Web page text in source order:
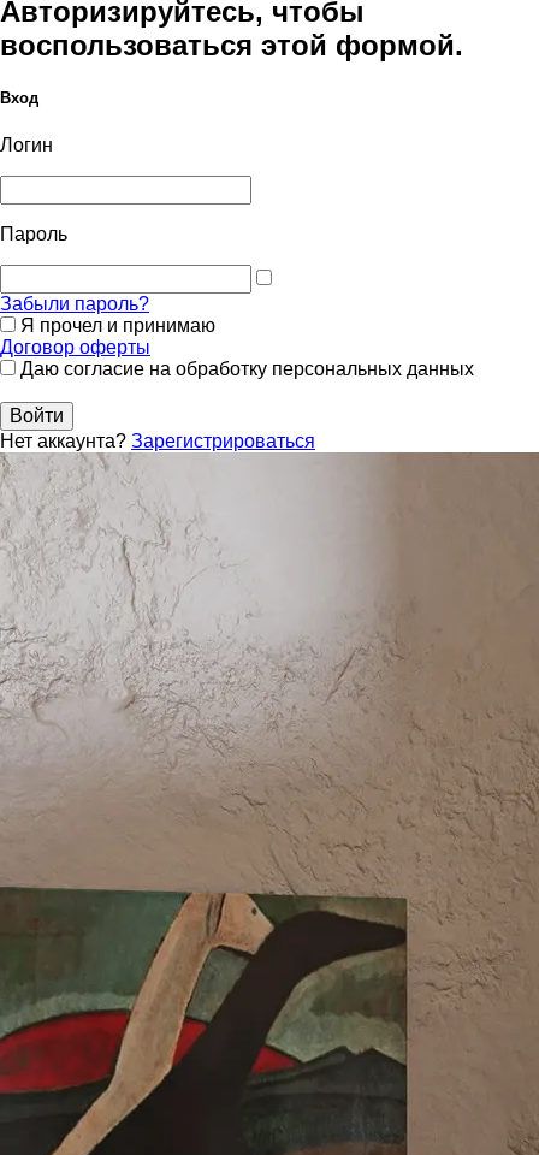
Авторизируйтесь, чтобы
воспользоваться этой формой.
Вход
Логин
Пароль
Забыли пароль?
Я прочел и принимаю
Договор оферты
Даю согласие на обработку персональных данных
Войти
Нет аккаунта? Зарегистрироваться